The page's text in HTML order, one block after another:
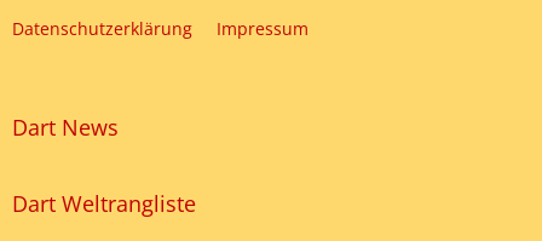
Datenschutzerklärung Impressum
Dart News
Dart Weltrangliste